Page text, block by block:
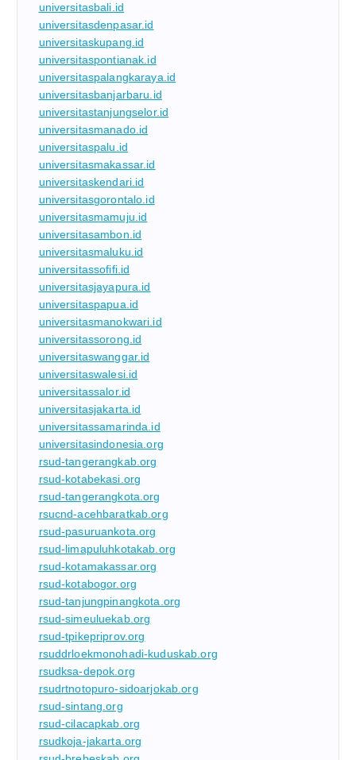
universitasbali.id
universitasdenpasar.id
universitaskupang.id
universitaspontianak.id
universitaspalangkaraya.id
universitasbanjarbaru.id
universitastanjungselor.id
universitasmanado.id
universitaspalu.id
universitasmakassar.id
universitaskendari.id
universitasgorontalo.id
universitasmamuju.id
universitasambon.id
universitasmaluku.id
universitassofifi.id
universitasjayapura.id
universitaspapua.id
universitasmanokwari.id
universitassorong.id
universitaswanggar.id
universitaswalesi.id
universitassalor.id
universitasjakarta.id
universitassamarinda.id
universitasindonesia.org
rsud-tangerangkab.org
rsud-kotabekasi.org
rsud-tangerangkota.org
rsucnd-acehbaratkab.org
rsud-pasuruankota.org
rsud-limapuluhkotakab.org
rsud-kotamakassar.org
rsud-kotabogor.org
rsud-tanjungpinangkota.org
rsud-simeuluekab.org
rsud-tpikepriprov.org
rsuddrloekmonohadi-kuduskab.org
rsudksa-depok.org
rsudrtnotopuro-sidoarjokab.org
rsud-sintang.org
rsud-cilacapkab.org
rsudkoja-jakarta.org